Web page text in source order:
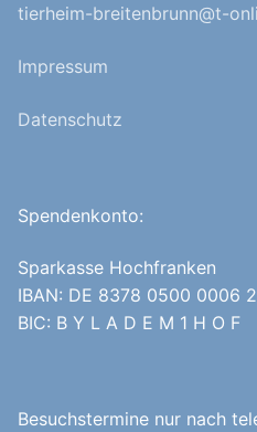
tierheim-breitenbrunn@t-
Impressum
Datenschutz
Spendenkonto:
Sparkasse Hochfranken
IBAN: DE 8378 0500 0006
BIC: B Y L A D E M 1 H O F
Besuchstermine nur nach